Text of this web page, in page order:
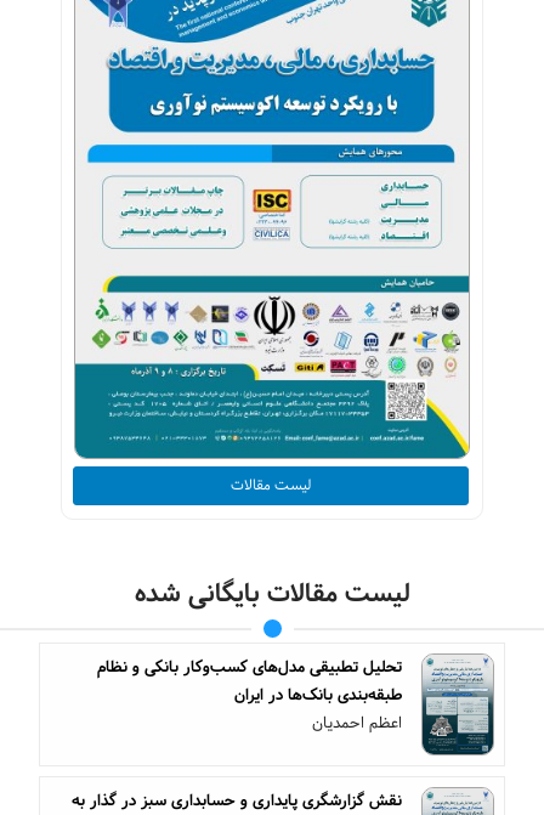
لیست مقالات
لیست مقالات بایگانی شده
تحلیل تطبیقی مدل‌های کسب‌وکار بانکی و نظام
طبقه‌بندی بانک‌ها در ایران
اعظم احمدیان
نقش گزارشگری پایداری و حسابداری سبز در گذار به